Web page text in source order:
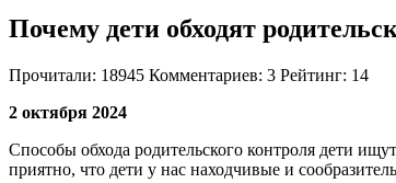
Почему дети обходят
Прочитали: 18945 Комментариев: 3 Рейтинг: 14
2 октября 2024
Способы обхода родительского контроля дети
приятно, что дети у нас находчивые и